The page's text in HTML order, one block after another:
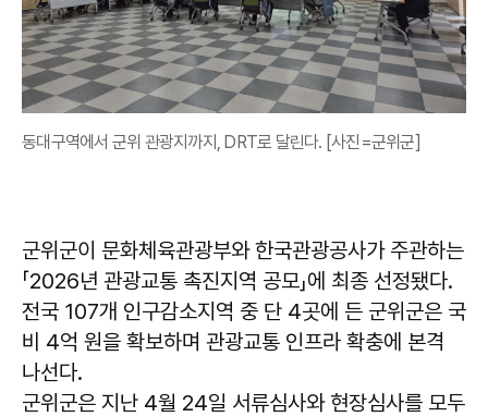
동대구역에서 군위 관광지까지, DRT로 달린다. [사진=군위군]
군위군이 문화체육관광부와 한국관광공사가 주관하는
「2026년 관광교통 촉진지역 공모」에 최종 선정됐다.
전국 107개 인구감소지역 중 단 4곳에 든 군위군은 국
비 4억 원을 확보하며 관광교통 인프라 확충에 본격
나선다.
군위군은 지난 4월 24일 서류심사와 현장심사를 모두